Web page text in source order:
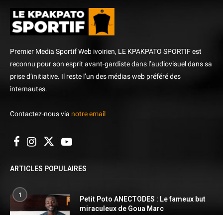
Premier Media Sportif Web ivoirien, LE KPAKPATO SPORTIF est
reconnu pour son esprit avant-gardiste dans l’audiovisuel dans sa
prise d’initiative. Il reste l’un des médias web préféré des
internautes.
Contactez-nous via notre email
ARTICLES POPULAIRES
1
Petit Poto ANECTODES : Le fameux but
miraculeux de Goua Marc